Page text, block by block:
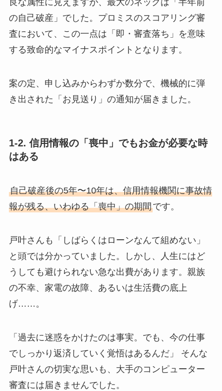
良な属性に見えますが、最大のネックは「半年前
の自己破産」でした。プロミスのスコアリング審
査において、この一点は「即・審査落ち」を意味
する致命的なマイナスポイントとなります。
案の定、申し込みからわずか数分で、機械的に弾
き出された「お見送り」の通知が届きました。
1-2. 信用情報の「喪中」でもお金が必要な時
はある
自己破産後の5年〜10年は、信用情報機関に事故情
報が残る、いわゆる「喪中」の期間です。
戸叶さんも「しばらくはローンなんて組めない」
と頭では分かっていました。しかし、人生にはど
うしても避けられない急な出費があります。親族
の不幸、家電の故障、あるいは生活費の底上
げ……。
「過去に迷惑をかけたのは事実。でも、今の仕事
でしっかり返済していく覚悟はあるんだ」 そんな
戸叶さんの切実な思いも、大手のコンピューター
審査には届きませんでした。